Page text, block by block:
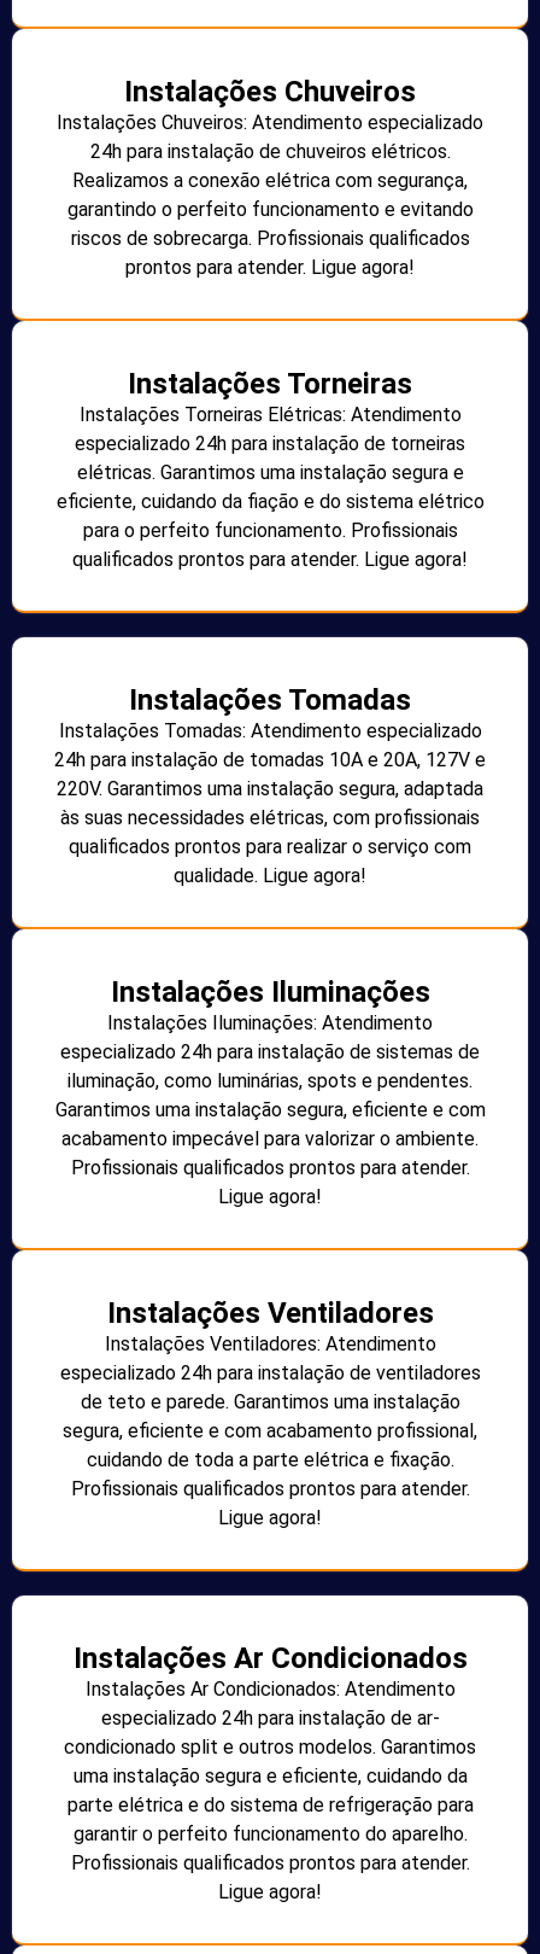
Instalações Chuveiros
Instalações Chuveiros: Atendimento especializado
24h para instalação de chuveiros elétricos.
Realizamos a conexão elétrica com segurança,
garantindo o perfeito funcionamento e evitando
riscos de sobrecarga. Profissionais qualificados
prontos para atender. Ligue agora!
Instalações Torneiras
Instalações Torneiras Elétricas: Atendimento
especializado 24h para instalação de torneiras
elétricas. Garantimos uma instalação segura e
eficiente, cuidando da fiação e do sistema elétrico
para o perfeito funcionamento. Profissionais
qualificados prontos para atender. Ligue agora!
Instalações Tomadas
Instalações Tomadas: Atendimento especializado
24h para instalação de tomadas 10A e 20A, 127V e
220V. Garantimos uma instalação segura, adaptada
às suas necessidades elétricas, com profissionais
qualificados prontos para realizar o serviço com
qualidade. Ligue agora!
Instalações Iluminações
Instalações Iluminações: Atendimento
especializado 24h para instalação de sistemas de
iluminação, como luminárias, spots e pendentes.
Garantimos uma instalação segura, eficiente e com
acabamento impecável para valorizar o ambiente.
Profissionais qualificados prontos para atender.
Ligue agora!
Instalações Ventiladores
Instalações Ventiladores: Atendimento
especializado 24h para instalação de ventiladores
de teto e parede. Garantimos uma instalação
segura, eficiente e com acabamento profissional,
cuidando de toda a parte elétrica e fixação.
Profissionais qualificados prontos para atender.
Ligue agora!
Instalações Ar Condicionados
Instalações Ar Condicionados: Atendimento
especializado 24h para instalação de ar-
condicionado split e outros modelos. Garantimos
uma instalação segura e eficiente, cuidando da
parte elétrica e do sistema de refrigeração para
garantir o perfeito funcionamento do aparelho.
Profissionais qualificados prontos para atender.
Ligue agora!